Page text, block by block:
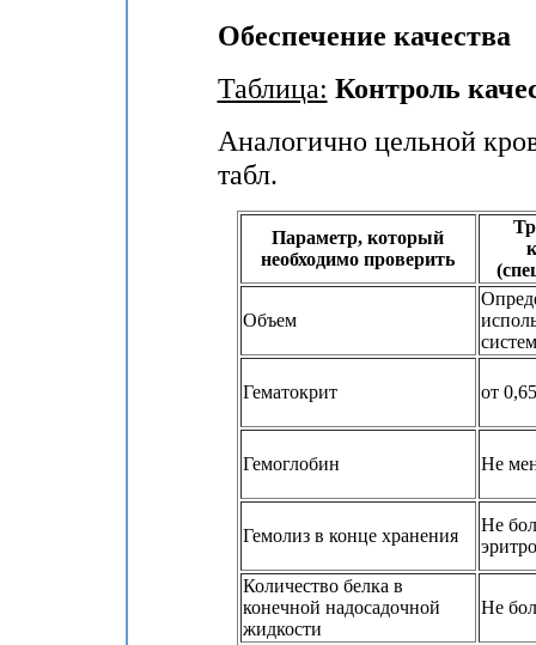
Обеспечение качества
Таблица: Контроль
Аналогично цельной
табл.
Параметр, который
необходимо проверить
Объем
Гематокрит от
Гемоглобин Не
Гемолиз в конце хранения
Не
Количество белка в
конечной надосадочной
жидкости
Не